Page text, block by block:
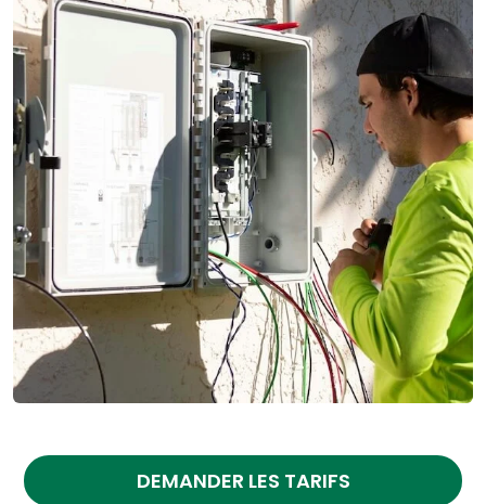
DEMANDER LES TARIFS